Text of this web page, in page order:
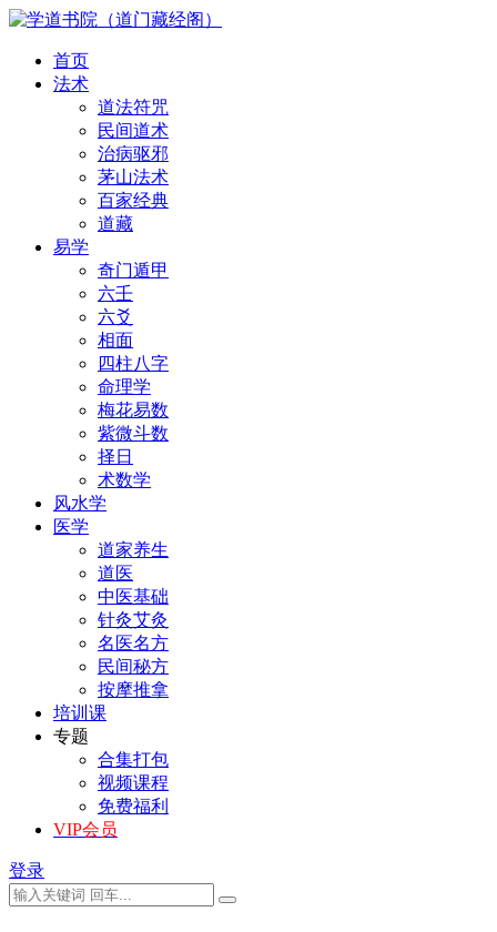
首页
法术
道法符咒
民间道术
治病驱邪
茅山法术
百家经典
道藏
易学
奇门遁甲
六壬
六爻
相面
四柱八字
命理学
梅花易数
紫微斗数
择日
术数学
风水学
医学
道家养生
道医
中医基础
针灸艾灸
名医名方
民间秘方
按摩推拿
培训课
专题
合集打包
视频课程
免费福利
VIP会员
登录